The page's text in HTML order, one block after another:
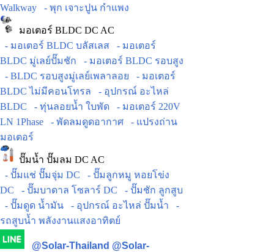
Walkway
- พุก เจาะปูน กำแพง
มอเตอร์ BLDC DC AC
- มอเตอร์ BLDC บลัสเลส
- มอเตอร์
BLDC มู่เลย์ปั๊มชัก
- มอเตอร์ BLDC รอบสูง
- BLDC รอบสูงมู่เลย์เพลาลอย
- มอเตอร์
BLDC ไม่มีคอนโทรล
- อุปกรณ์ อะไหล่
BLDC
- ทุ่นลอยน้ำ ใบพัด
- มอเตอร์ 220V
LN 1Phase
- พัดลมดูดอากาศ
- แปรงถ่าน
มอเตอร์
ปั๊มน้ำ ปั๊มลม DC AC
- ปั๊มแช่ ปั๊มจุ่ม DC
- ปั๊มลูกหมู หอยโข่ง
DC
- ปั๊มบาดาล โซลาร์ DC
- ปั๊มชัก ลูกสูบ
- ปั๊มดูด น้ำมัน
- อุปกรณ์ อะไหล่ ปั๊มน้ำ
-
รถสูบน้ำ พลังงานแสงอาทิตย์
@Solar-Thailand @Solar-